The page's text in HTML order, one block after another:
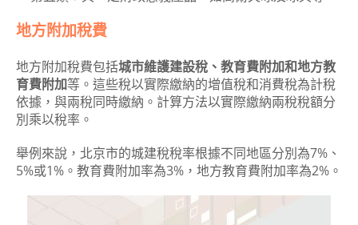
地方附加稅費
地方附加稅費包括城市維護建設稅、教育費附加和地方教
育費附加等。這些稅以實際繳納的增值稅和消費稅為計稅
依據，與兩稅同時繳納。計算方法以實際繳納兩稅稅額分
別乘以稅率。
舉例來說，北京市的城建稅稅率根據不同地區分別為7%、
5%或1%。教育費附加率為3%，地方教育費附加率為2%。